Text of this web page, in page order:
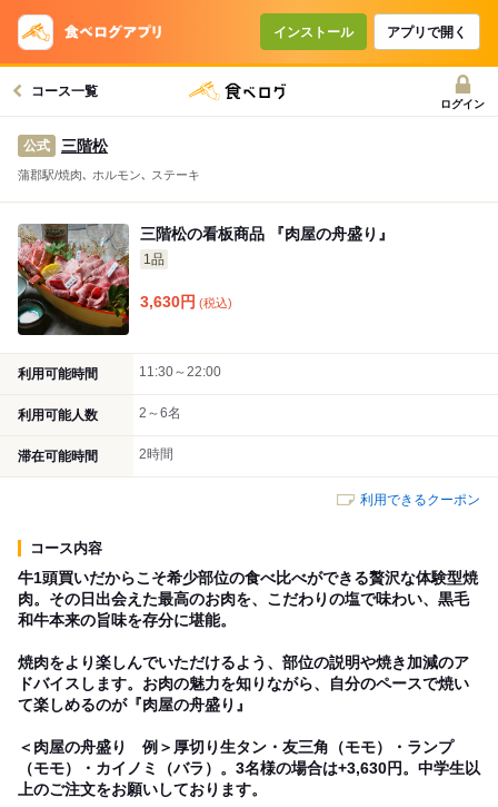
インストール アプリで開く
コース一覧
ログイン
公式 三階松
蒲郡駅/焼肉､ ホルモン､ ステーキ
三階松の看板商品 『肉屋の舟盛り』
1品
3,630円 (税込)
利用可能時間 11:30～22:00
利用可能人数 2～6名
滞在可能時間 2時間
利用できるクーポン
コース内容
牛1頭買いだからこそ希少部位の食べ比べができる贅沢な体験型焼
肉。その日出会えた最高のお肉を、こだわりの塩で味わい、黒毛
和牛本来の旨味を存分に堪能。
焼肉をより楽しんでいただけるよう、部位の説明や焼き加減のア
ドバイスします。お肉の魅力を知りながら、自分のペースで焼い
て楽しめるのが『肉屋の舟盛り』
＜肉屋の舟盛り 例＞厚切り生タン・友三角（モモ）・ランプ
（モモ）・カイノミ（バラ）。3名様の場合は+3,630円。中学生以
上のご注文をお願いしております。
コースで使えるクーポン
戻る
クーポンを利用せず予約する